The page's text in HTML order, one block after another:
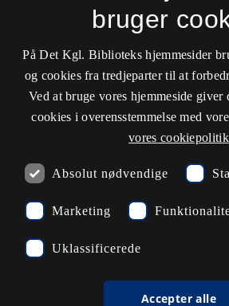
Cookieindstillinger
Kontaktinformationer
Åbningstider
33 47 47 47
bruger
På Det Kgl. Biblioteks hjemmesider
og cookies fra tredjeparter til at
Ved at bruge vores hjemmeside
cookies i overensstemmelse med
vores cookiepolitik
Absolut nødvendige
Marketing
Uklassificerede
Accepter alle